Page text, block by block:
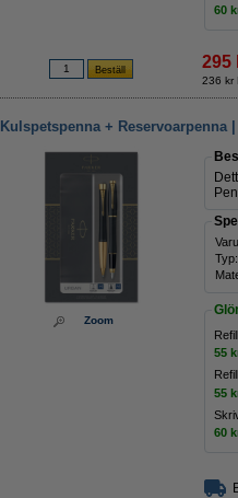
60
295
236 kr
Kulspetspenna + Reservoarpenna
Zoom
Typ:
55
55
60